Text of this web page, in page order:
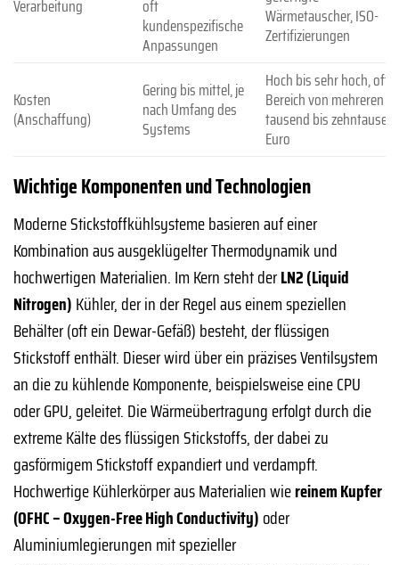
Verarbeitung oft
kundenspezifische
Anpassungen
Wärmetauscher, ISO-
Zertifizierungen
Kosten
(Anschaffung)
Gering bis mittel, je
nach Umfang des
Systems
Hoch bis sehr hoch, oft
Bereich von mehreren
tausend bis
Euro
Wichtige Komponenten und Technologien
Moderne Stickstoffkühlsysteme basieren auf einer
Kombination aus ausgeklügelter Thermodynamik und
hochwertigen Materialien. Im Kern steht derLN2 (Liquid
Nitrogen) Kühler, der in der Regel aus einem speziellen
Behälter (oft ein Dewar-Gefäß) besteht, der flüssigen
Stickstoff enthält. Dieser wird über ein präzises Ventilsystem
an die zu kühlende Komponente, beispielsweise eine CPU
oder GPU, geleitet. Die Wärmeübertragung erfolgt durch die
extreme Kälte des flüssigen Stickstoffs, der dabei zu
gasförmigem Stickstoff expandiert und verdampft.
Hochwertige Kühlerkörper aus Materialien wiereinem Kupfer
(OFHC – Oxygen-Free High Conductivity) oder
Aluminiumlegierungen mit spezieller